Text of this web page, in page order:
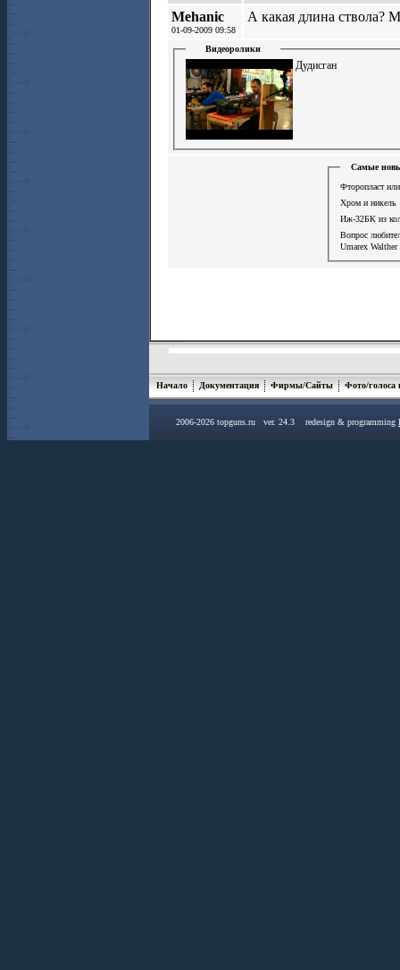
Mehanic
01-09-2009 09:58
А какая длина ствола?
Видеоролики
Дудисган
Самые
Фторопласт
Хром и никель
Иж-32БК из
Вопрос
Umarex
Начало Документация Фирмы/Сайты Фото/голоса
2006-2026 topguns.ru ver. 24.3 redesign & programming